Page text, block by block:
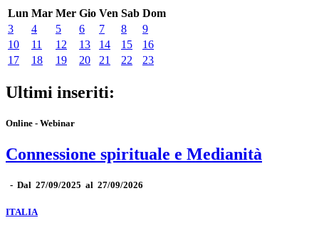
Lun Mar Mer Gio Ven Sab Dom
3
4 5 6 7 8
9
10
11 12 13 14 15
16
17
18 19 20 21 22 23
Ultimi inseriti:
Online - Webinar
Connessione spirituale e Medianità
- Dal 27/09/2025 al 27/09/2026
ITALIA